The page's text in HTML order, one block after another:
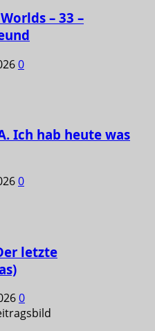
– 33 –
0
Ich hab heute was
0
letzte
0